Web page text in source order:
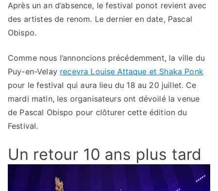
Après un an d’absence, le festival ponot revient avec
des artistes de renom. Le dernier en date, Pascal
Obispo.
Comme nous l’annoncions précédemment, la ville du
Puy-en-Velay recevra Louise Attaque et Shaka Ponk
pour le festival qui aura lieu du 18 au 20 juillet. Ce
mardi matin, les organisateurs ont dévoilé la venue
de Pascal Obispo pour clôturer cette édition du
Festival.
Un retour 10 ans plus tard